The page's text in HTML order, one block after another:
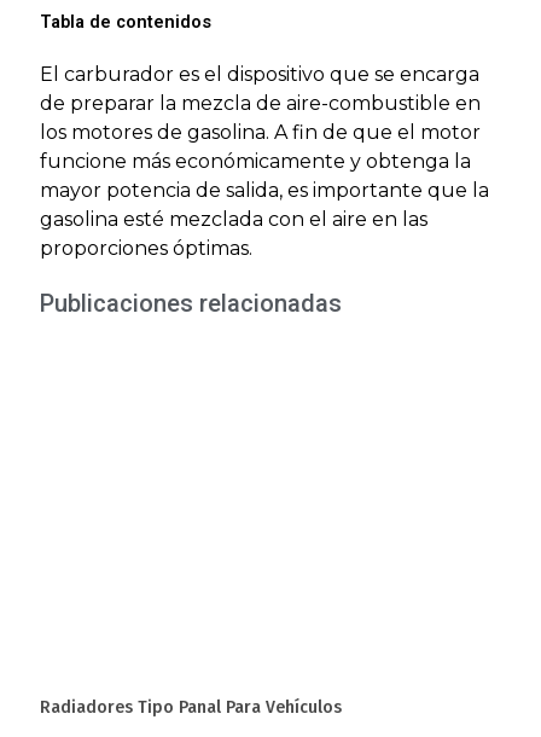
Tabla de contenidos
El carburador es el dispositivo que se encarga
de preparar la mezcla de aire-combustible en
los motores de gasolina. A fin de que el motor
funcione más económicamente y obtenga la
mayor potencia de salida, es importante que la
gasolina esté mezclada con el aire en las
proporciones óptimas.
Publicaciones relacionadas
Radiadores Tipo Panal Para Vehículos